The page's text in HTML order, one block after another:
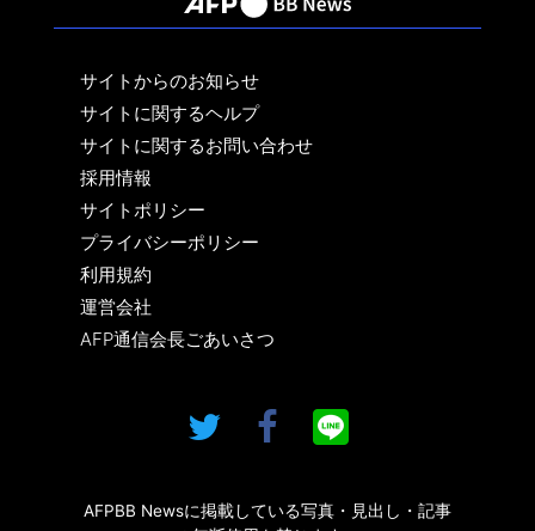
サイトからのお知らせ
サイトに関するヘルプ
サイトに関するお問い合わせ
採用情報
サイトポリシー
プライバシーポリシー
利用規約
運営会社
AFP通信会長ごあいさつ
AFPBB Newsに掲載している写真・見出し・記事